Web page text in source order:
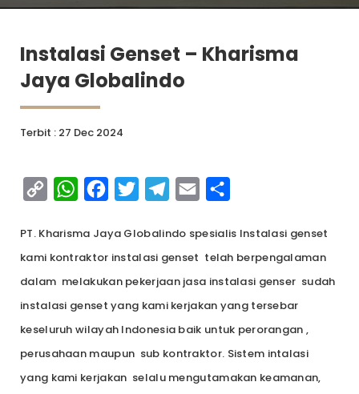
Instalasi Genset – Kharisma
Jaya Globalindo
Terbit : 27 Dec 2024
Copy
WhatsApp
FacebookTwitterTelegram
Email
PT. Kharisma Jaya Globalindo spesialis Instalasi genset
kami kontraktor instalasi genset telah berpengalaman
dalam melakukan pekerjaan jasa instalasi genser sudah
instalasi genset yang kami kerjakan yang tersebar
keseluruh wilayah Indonesia baik untuk perorangan ,
perusahaan maupun sub kontraktor. Sistem intalasi
yang kami kerjakan selalu mengutamakan keamanan,